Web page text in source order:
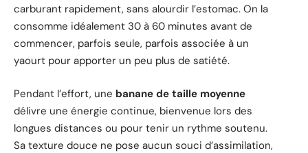
carburant rapidement, sans alourdir l’estomac. On la
consomme idéalement 30 à 60 minutes avant de
commencer, parfois seule, parfois associée à un
yaourt pour apporter un peu plus de satiété.
Pendant l’effort, une banane de taille moyenne
délivre une énergie continue, bienvenue lors des
longues distances ou pour tenir un rythme soutenu.
Sa texture douce ne pose aucun souci d’assimilation,